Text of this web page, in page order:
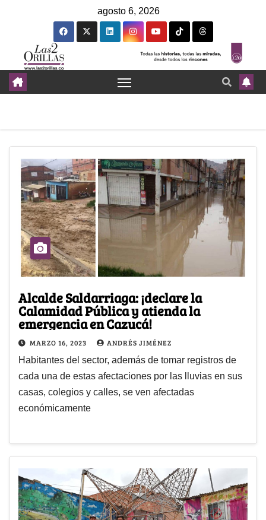
agosto 6, 2026
Alcalde Saldarriaga: ¡declare la
Calamidad Pública y atienda la
emergencia en Cazucá!
MARZO 16, 2023 ANDRÉS JIMÉNEZ
Habitantes del sector, además de tomar registros de
cada una de estas afectaciones por las lluvias en sus
casas, colegios y calles, se ven afectadas
económicamente